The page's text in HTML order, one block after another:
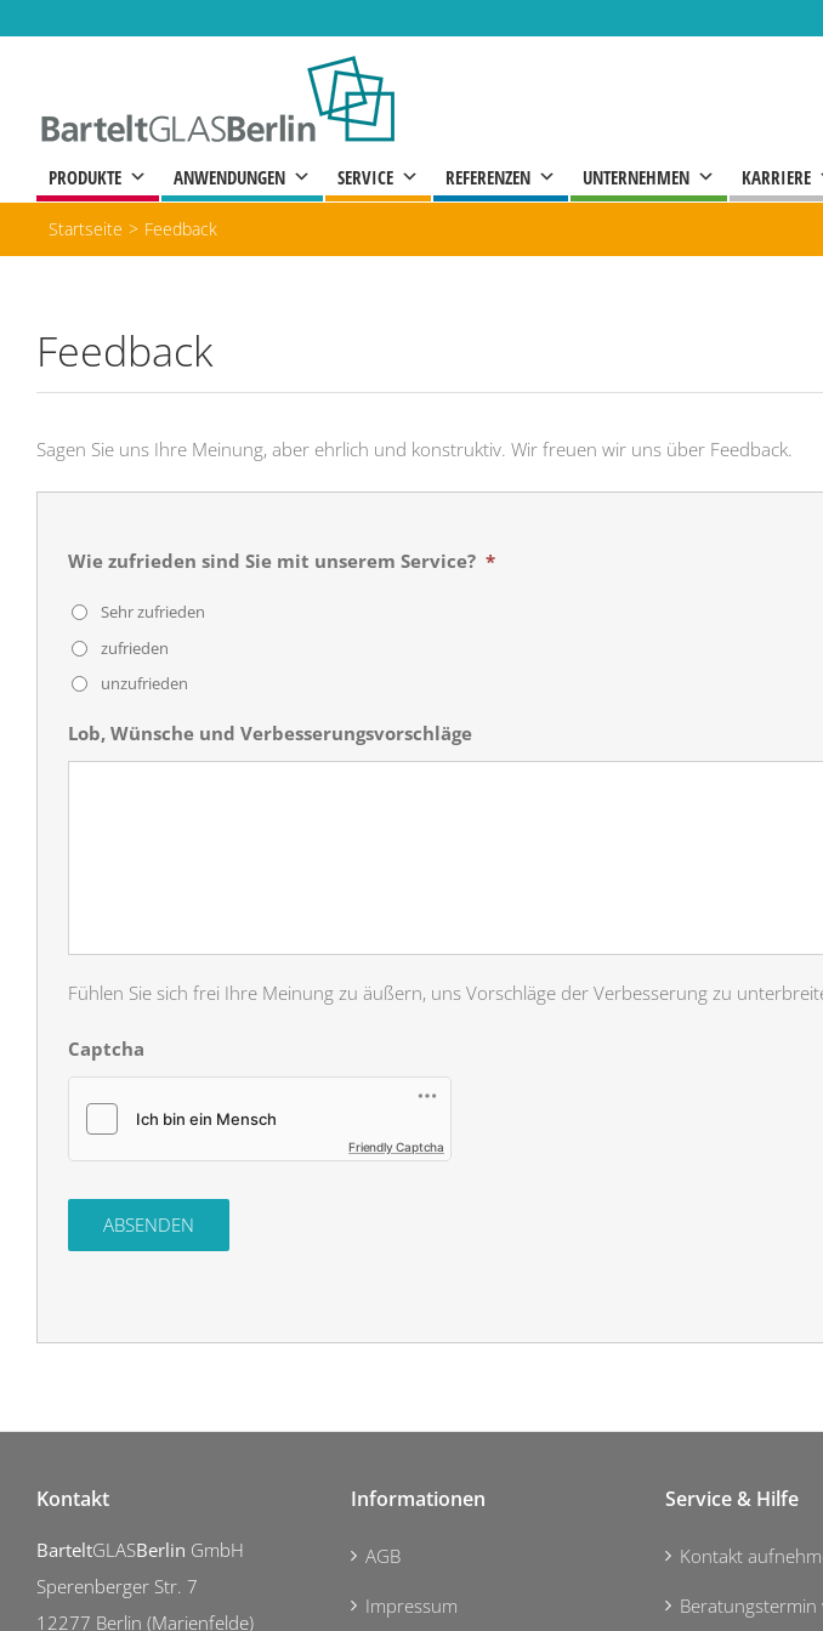
PRODUKTE ANWENDUNGEN SERVICE REFERENZEN UNTERNEHMEN KARRIERE
Startseite Feedback
Feedback
Sagen Sie uns Ihre Meinung, aber ehrlich und konstruktiv. Wir freuen wir uns über Feedback.
Wie zufrieden sind Sie mit unserem Service? *
Sehr zufrieden
zufrieden
unzufrieden
Lob, Wünsche und Verbesserungsvorschläge
Fühlen Sie sich frei Ihre Meinung zu äußern, uns Vorschläge der Verbesserung zu
Captcha
Friendly Captcha
Kontakt
BarteltGLASBerlin GmbH
Sperenberger Str. 7
12277 Berlin (Marienfelde)
Informationen
AGB
Impressum
Service & Hilfe
Kontakt
Beratungstermin